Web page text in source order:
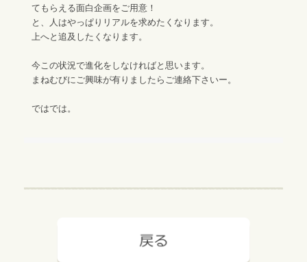
てもらえる面白企画をご用意！
と、人はやっぱりリアルを求めたくなります。
上へと追及したくなります。
今この状況で進化をしなければと思います。
まねむびにご興味が有りましたらご連絡下さいー。
ではでは。